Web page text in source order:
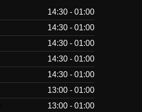
14:30 - 01:00
14:30 - 01:00
14:30 - 01:00
14:30 - 01:00
14:30 - 01:00
13:00 - 01:00
13:00 - 01:00